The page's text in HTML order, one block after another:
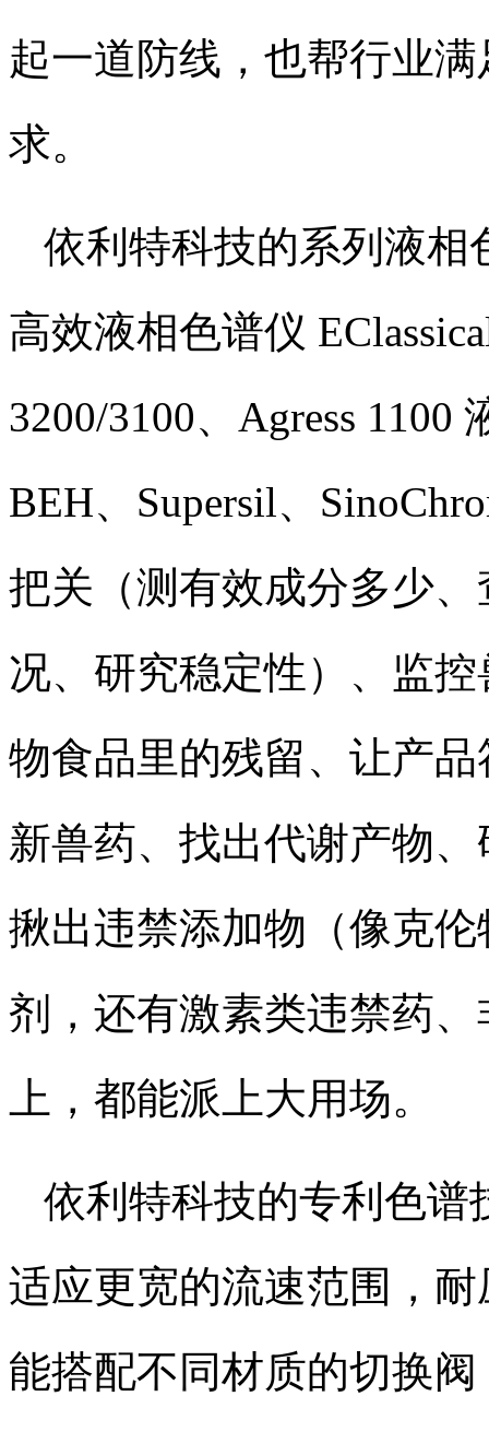
起一道防线，也帮行业
求。​
依利特科技的系列液相
高效液相色谱仪
3200/3100、Agress 1100
BEH、Supersil、
把关（测有效成分多少
况、研究稳定性）、监
物食品里的残留、让产
新兽药、找出代谢产物
揪出违禁添加物（像克
剂，还有激素类违禁药
上，都能派上大用场。​
依利特科技的专利色谱
适应更宽的流速范围，
能搭配不同材质的切换